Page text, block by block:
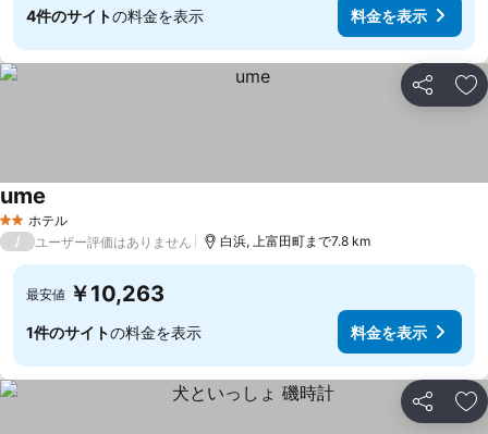
4件のサイトの料金を表示 料金を表示
シェア お
2 ホテルのランク
ホテル
ume
/ ユーザー評価はありません 白浜, 上富田町まで7.8 km
最安値 ￥10,263
1件のサイトの料金を表示 料金を表示
シェア お